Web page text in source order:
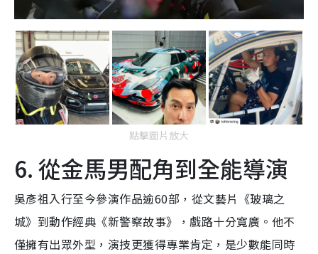
點擊圖片放大
6. 從金馬男配角到全能導演
吳彥祖入行至今參演作品逾60部，從文藝片《玻璃之
城》到動作經典《新警察故事》，戲路十分寬廣。他不
僅擁有出眾外型，演技更獲得專業肯定，是少數能同時